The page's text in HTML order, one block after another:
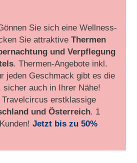
Sie sich eine Wellness-
Sie attraktiveThermen
und Verpflegung
. Thermen-Angebote inkl.
jeden Geschmack gibt es die
sicher auch in Ihrer Nähe!
erstklassige
und Österreich. 1
Jetzt bis zu 50%